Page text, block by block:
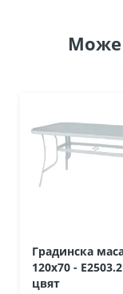
Може
Градинска
120х70 -
цвят